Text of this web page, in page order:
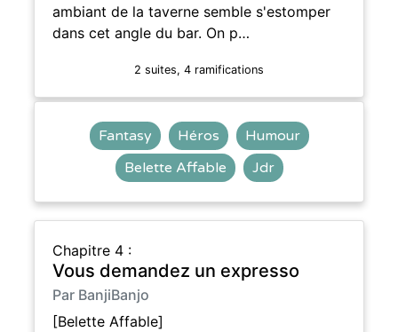
ambiant de la taverne semble s'estomper
dans cet angle du bar. On p…
2 suites, 4 ramifications
Fantasy Héros
Humour
Belette Affable
Jdr
Chapitre 4 :
Vous demandez un expresso
Par BanjiBanjo
[Belette Affable]